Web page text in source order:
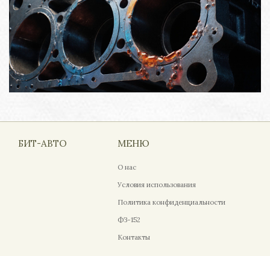
БИТ-АВТО МЕНЮ
О нас
Условия использования
Политика конфиденциальности
ФЗ-152
Контакты